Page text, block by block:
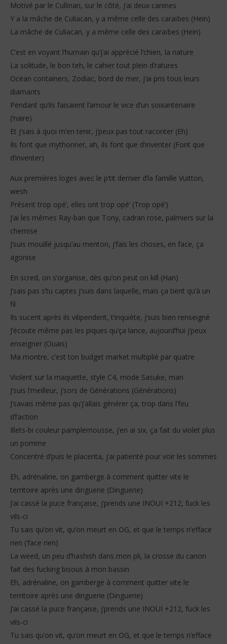
Motivé par le Cullinan, sur le côté, j’ai deux canines
Y a la mâche de Culiacan, y a même celle des caraïbes (Hein)
La mâche de Culiacan, y a même celle des caraïbes (Hein)
C’est en voyant l’humain qu’j’ai apprécié l’chien, la nature
La solitude, le bon teh, le cahier tout plein d’ratures
Océan containers, Zodiac, bord de mer, j’ai pris tous leurs
diamants
Pendant qu’ils faisaient l’amour le vice d’un soixantenaire
(‘naire)
Et j’sais à quoi m’en tenir, j’peux pas tout raconter (Eh)
Ils font que mythonner, ah, ils font que d’inventer (Font que
d’inventer)
Aux premières loges avec le p’tit dernier d’la famille Vuitton,
wesh
Présent trop opé’, elles ont trop opé’ (Trop opé’)
J’ai les mêmes Ray-ban que Tony, cadran rose, palmiers sur la
chemise
J’suis mouillé jusqu’au menton, j’fais les choses, en face, ça
agonise
En scred, on s’organise, dès qu’on peut on kill (Han)
J’sais pas s’tu captes j’suis dans laquelle, mais ça tient qu’à un
fil
Ils sucent après ils vilipendent, t’inquiète, j’suis bien renseigné
J’écoute même pas les piques qu’ça lance, aujourd’hui j’peux
enseigner (Ouais)
Ma montre, c’est ton budget market multiplié par quatre
Violent sur la maquette, style C4, mode Sasuke, man
J’suis l’meilleur, j’sors de Générations (Générations)
J’savais même pas qu’j’allais générer ça, trop dans l’feu
d’l’action
Illets-bi couleur pamplemousse, j’en ai six, ça fait du violet plus
un pomme
Concentré d’puis le placenta, j’ai patienté pour voir les sommes
Eh, adrénaline, on gamberge à comment quitter vite le
territoire après une dinguerie (Dinguerie)
J’ai cassé la puce française, j’prends une INOUI +212, fuck les
vils-ci
Tu sais qu’on vit, qu’on meurt en OG, et que le temps n’efface
rien (‘face rien)
La weed, un peu d’hashish dans mon pli, la crosse du canon
fait des fucking bisous à mon bassin
Eh, adrénaline, on gamberge à comment quitter vite le
territoire après une dinguerie (Dinguerie)
J’ai cassé la puce française, j’prends une INOUI +212, fuck les
vils-ci
Tu sais qu’on vit, qu’on meurt en OG, et que le temps n’efface